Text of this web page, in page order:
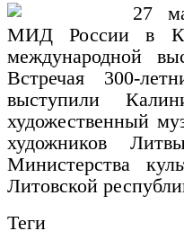
27
МИД России в
международной
Встречая 300-
выступили
художественный
художников
Министерства
Литовской
Теги